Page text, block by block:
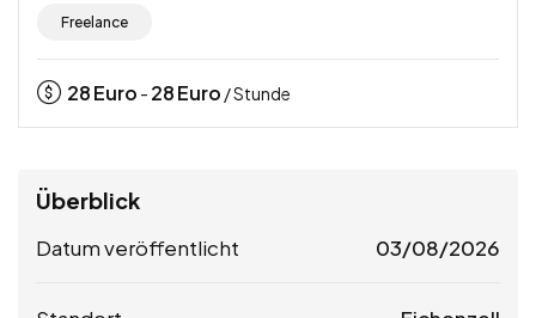
Freelance
28Euro - 28Euro / Stunde
Überblick
Datum veröffentlicht 03/08/2026